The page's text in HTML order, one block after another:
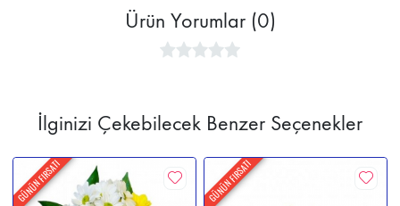
Ürün Yorumlar (0)
İlginizi Çekebilecek Benzer Seçenekler
GÜNÜN FIRSATI GÜNÜN FIRSATI